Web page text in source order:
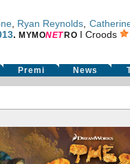
, Ryan Reynolds
.MYMONET RO I Croods
Premi News